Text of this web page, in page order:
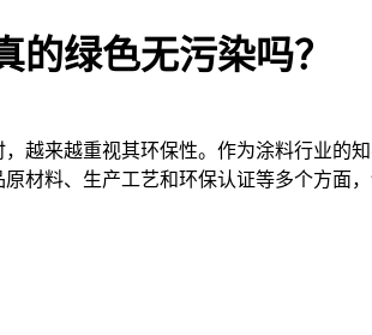
绿色无污染吗？
来越重视其环保性。作为涂料行业的
材料、生产工艺和环保认证等多个方面